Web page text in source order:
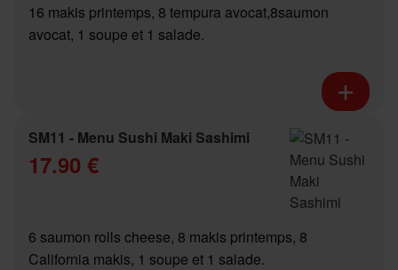
16 makis printemps, 8 tempura avocat,8saumon
avocat, 1 soupe et 1 salade.
SM11 - Menu Sushi Maki Sashimi
17.90 €
6 saumon rolls cheese, 8 makis printemps, 8
California makis, 1 soupe et 1 salade.